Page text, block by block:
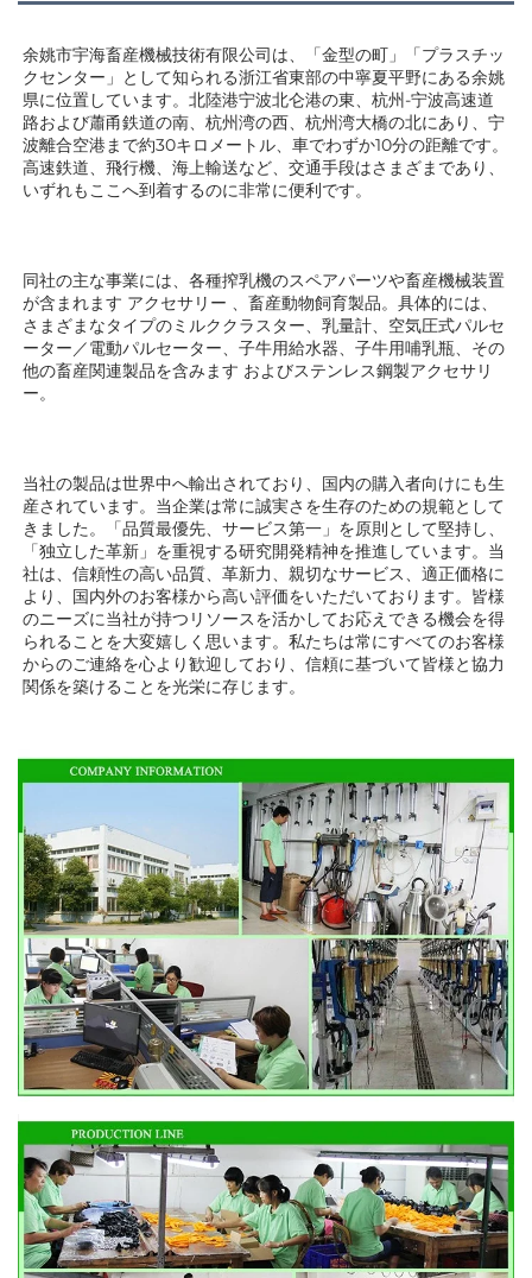
余姚市宇海畜産機械技術有限公司は、「金型の町」「プラスチッ
クセンター」として知られる浙江省東部の中寧夏平野にある余姚
県に位置しています。北陸港宁波北仑港の東、杭州-宁波高速道
路および蕭甬鉄道の南、杭州湾の西、杭州湾大橋の北にあり、宁
波離合空港まで約30キロメートル、車でわずか10分の距離です。
高速鉄道、飛行機、海上輸送など、交通手段はさまざまであり、
いずれもここへ到着するのに非常に便利です。
同社の主な事業には、各種搾乳機のスペアパーツや畜産機械装置
が含まれます アクセサリー 、畜産動物飼育製品。具体的には、
さまざまなタイプのミルククラスター、乳量計、空気圧式パルセ
ーター／電動パルセーター、子牛用給水器、子牛用哺乳瓶、その
他の畜産関連製品を含みます およびステンレス鋼製アクセサリ
ー。
当社の製品は世界中へ輸出されており、国内の購入者向けにも生
産されています。当企業は常に誠実さを生存のための規範として
きました。「品質最優先、サービス第一」を原則として堅持し、
「独立した革新」を重視する研究開発精神を推進しています。当
社は、信頼性の高い品質、革新力、親切なサービス、適正価格に
より、国内外のお客様から高い評価をいただいております。皆様
のニーズに当社が持つリソースを活かしてお応えできる機会を得
られることを大変嬉しく思います。私たちは常にすべてのお客様
からのご連絡を心より歓迎しており、信頼に基づいて皆様と協力
関係を築けることを光栄に存じます。